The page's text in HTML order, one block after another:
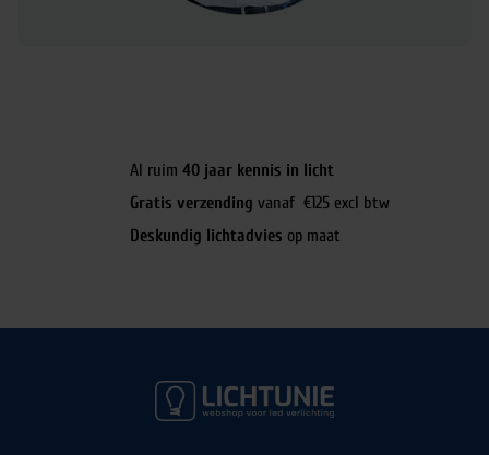
Al ruim 40 jaar kennis in licht
Gratis verzending vanaf €125 excl btw
Deskundig lichtadvies op maat